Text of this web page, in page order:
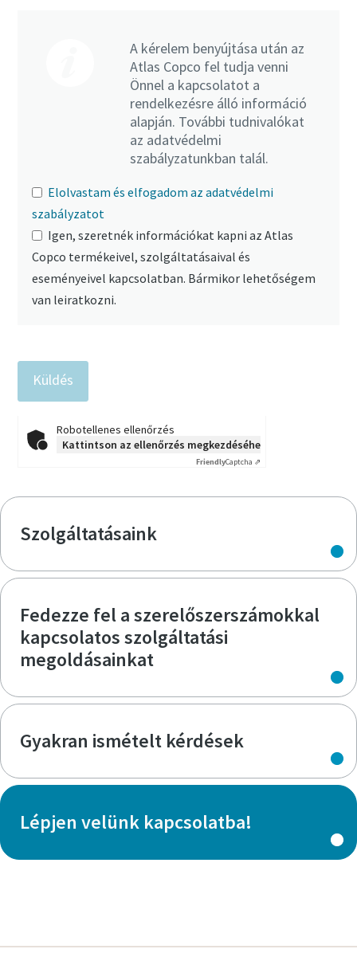
A kérelem benyújtása után az
Atlas Copco fel tudja venni
Önnel a kapcsolatot a
rendelkezésre álló információ
alapján. További tudnivalókat
az adatvédelmi
szabályzatunkban talál.
Elolvastam és elfogadom az adatvédelmi
szabályzatot
Igen, szeretnék információkat kapni az Atlas
Copco termékeivel, szolgáltatásaival és
eseményeivel kapcsolatban. Bármikor lehetőségem
van leiratkozni.
Robotellenes ellenőrzés
Kattintson az ellenőrzés megkezdéséhez
FriendlyCaptcha ⇗
Szolgáltatásaink
Fedezze fel a szerelőszerszámokkal
kapcsolatos szolgáltatási
megoldásainkat
Gyakran ismételt kérdések
Lépjen velünk kapcsolatba!